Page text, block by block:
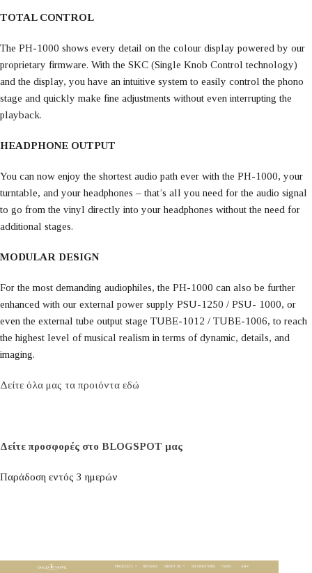
TOTAL CONTROL
The PH-1000 shows every detail on the colour display powered by our
proprietary firmware. With the SKC (Single Knob Control technology)
and the display, you have an intuitive system to easily control the phono
stage and quickly make fine adjustments without even interrupting the
playback.
HEADPHONE OUTPUT
You can now enjoy the shortest audio path ever with the PH-1000, your
turntable, and your headphones – that’s all you need for the audio signal
to go from the vinyl directly into your headphones without the need for
additional stages.
MODULAR DESIGN
For the most demanding audiophiles, the PH-1000 can also be further
enhanced with our external power supply PSU-1250 / PSU- 1000, or
even the external tube output stage TUBE-1012 / TUBE-1006, to reach
the highest level of musical realism in terms of dynamic, details, and
imaging.
Δείτε όλα μας τα προιόντα εδώ
Δείτε προσφορές στο BLOGSPOT μας
Παράδοση εντός 3 ημερών